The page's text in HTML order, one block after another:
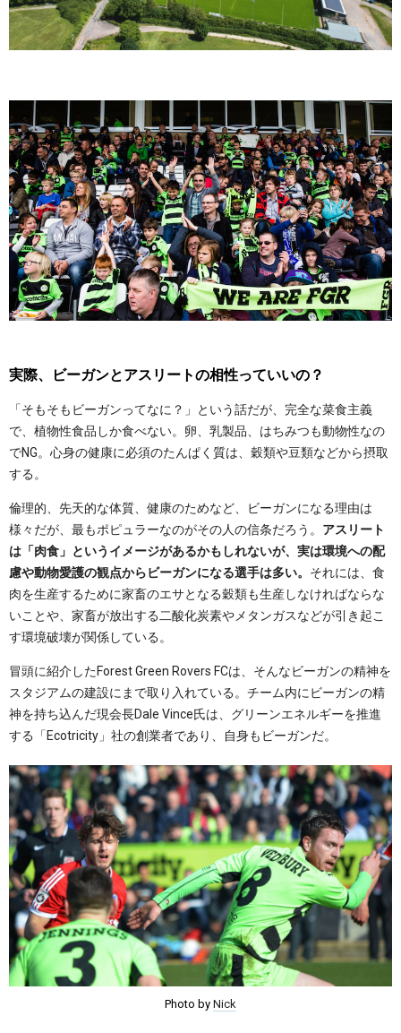
実際、ビーガンとアスリートの相性っていいの？
「そもそもビーガンってなに？」という話だが、完全な菜食主義
で、植物性食品しか食べない。卵、乳製品、はちみつも動物性なの
でNG。心身の健康に必須のたんぱく質は、穀類や豆類などから摂取
する。
倫理的、先天的な体質、健康のためなど、ビーガンになる理由は
様々だが、最もポピュラーなのがその人の信条だろう。 アスリート
は「肉食」というイメージがあるかもしれないが、実は環境への配
慮や動物愛護の観点からビーガンになる選手は多い。 それには、食
肉を生産するために家畜のエサとなる穀類も生産しなければならな
いことや、家畜が放出する二酸化炭素やメタンガスなどが引き起こ
す環境破壊が関係している。
冒頭に紹介したForest Green Rovers FCは、そんなビーガンの精神を
スタジアムの建設にまで取り入れている。チーム内にビーガンの精
神を持ち込んだ現会長Dale Vince氏は、グリーンエネルギーを推進
する「Ecotricity」社の創業者であり、自身もビーガンだ。
Photo by Nick